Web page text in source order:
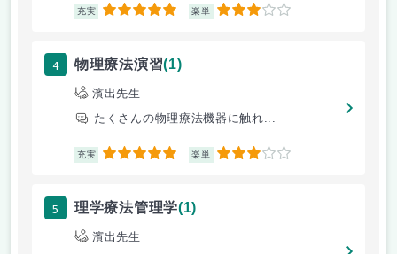
充実 5 楽単 3
4 物理療法演習(1)
濱出先生
たくさんの物理療法機器に触れ...
充実 5 楽単 3
5 理学療法管理学(1)
濱出先生